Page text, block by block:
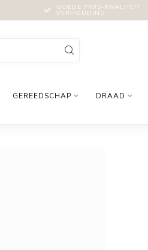
GOEDE PRIJS-KWALITEIT
VERHOUDING
GEREEDSCHAP DRAAD